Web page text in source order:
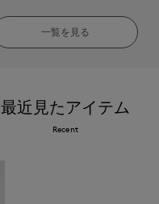
一覧を見る
最近見たアイテム
Recent